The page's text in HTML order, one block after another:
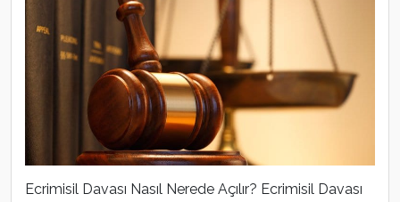
Ecrimisil Davası Nasıl Nerede Açılır? Ecrimisil Davası